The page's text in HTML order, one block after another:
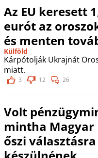
Az EU keresett
eurót az
és menten
Külföld
Kárpótolják Ukrajnát
miatt.
3 12 26
Volt
mintha Magyar
őszi választásra